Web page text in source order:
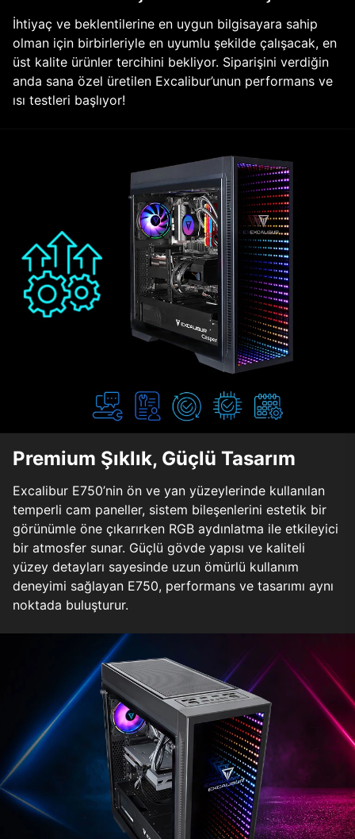
İhtiyaç ve beklentilerine en uygun bilgisayara sahip
olman için birbirleriyle en uyumlu şekilde çalışacak, en
üst kalite ürünler tercihini bekliyor. Siparişini verdiğin
anda sana özel üretilen Excalibur’unun performans ve
ısı testleri başlıyor!
Premium Şıklık, Güçlü Tasarım
Excalibur E750’nin ön ve yan yüzeylerinde kullanılan
temperli cam paneller, sistem bileşenlerini estetik bir
görünümle öne çıkarırken RGB aydınlatma ile etkileyici
bir atmosfer sunar. Güçlü gövde yapısı ve kaliteli
yüzey detayları sayesinde uzun ömürlü kullanım
deneyimi sağlayan E750, performans ve tasarımı aynı
noktada buluşturur.